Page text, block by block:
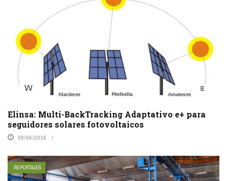
Elinsa: Multi-BackTracking Adaptativo e+ para
seguidores solares fotovoltaicos
08/06/2016
REPORTAJES